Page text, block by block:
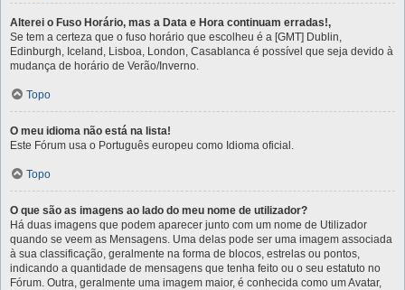
Alterei o Fuso Horário, mas a Data e Hora continuam erradas!,
Se tem a certeza que o fuso horário que escolheu é a [GMT] Dublin,
Edinburgh, Iceland, Lisboa, London, Casablanca é possível que seja devido à
mudança de horário de Verão/Inverno.
Topo
O meu idioma não está na lista!
Este Fórum usa o Português europeu como Idioma oficial.
Topo
O que são as imagens ao lado do meu nome de utilizador?
Há duas imagens que podem aparecer junto com um nome de Utilizador
quando se veem as Mensagens. Uma delas pode ser uma imagem associada
à sua classificação, geralmente na forma de blocos, estrelas ou pontos,
indicando a quantidade de mensagens que tenha feito ou o seu estatuto no
Fórum. Outra, geralmente uma imagem maior, é conhecida como um Avatar,